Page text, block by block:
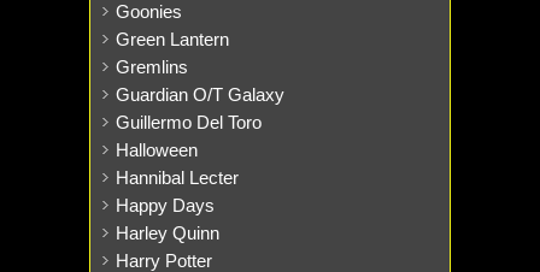
Goonies
Green Lantern
Gremlins
Guardian O/T Galaxy
Guillermo Del Toro
Halloween
Hannibal Lecter
Happy Days
Harley Quinn
Harry Potter